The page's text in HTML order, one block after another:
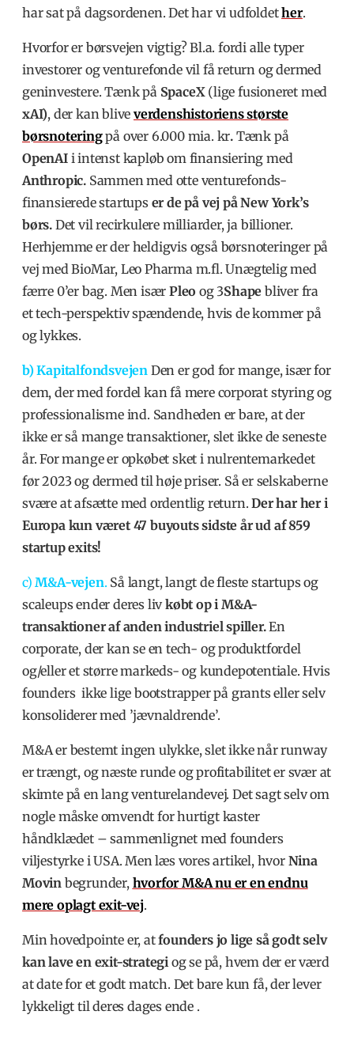
har sat på dagsordenen. Det har vi udfoldether.
Hvorfor er børsvejen vigtig? Bl.a. fordi alle typer
investorer og venturefonde vil få return og dermed
geninvestere. Tænk på SpaceX (lige fusioneret med
xAI), der kan bliveverdenshistoriens største
børsnoteringpå over 6.000 mia. kr. Tænk på
OpenAI i intenst kapløb om finansiering med
Anthropic. Sammen med otte venturefonds-
finansierede startupser de på vej på New York’s
børs. Det vil recirkulere milliarder, ja billioner.
Herhjemme er der heldigvis også børsnoteringer på
vej med BioMar, Leo Pharma m.fl. Unægtelig med
færre 0’er bag. Men isærPleo og 3Shape bliver fra
et tech-perspektiv spændende, hvis de kommer på
og lykkes.
b) Kapitalfondsvejen Den er god for mange, især for
dem, der med fordel kan få mere corporat styring og
professionalisme ind. Sandheden er bare, at der
ikke er så mange transaktioner, slet ikke de seneste
år. For mange er opkøbet sket i nulrentemarkedet
før 2023 og dermed til høje priser. Så er selskaberne
svære at afsætte med ordentlig return.Der har her i
Europa kun været 47 buyouts sidste årud af859
startup exits!
c)M&A-vejen. Så langt, langt de fleste startups og
scaleups ender deres livkøbt op i M&A-
transaktioner af anden industriel spiller.En
corporate, der kan se en tech- og produktfordel
og/eller et større markeds- og kundepotentiale. Hvis
founders ikke lige bootstrapper på grants eller selv
konsoliderer med ’jævnaldrende’.
M&A er bestemt ingen ulykke, slet ikke når runway
er trængt, og næste runde og profitabilitet er svær at
skimte på en lang venturelandevej. Det sagt selv om
nogle måske omvendt for hurtigt kaster
håndklædet – sammenlignet med founders
viljestyrke i USA. Men læs vores artikel, hvor Nina
Movin begrunder, hvorfor M&A nu er en endnu
mere oplagt exit-vej.
Min hovedpointe er, atfounders jo lige så godt selv
kan lave en exit-strategi og se på, hvem der er værd
at date for et godt match. Det bare kun få, der lever
lykkeligt til deres dages ende .